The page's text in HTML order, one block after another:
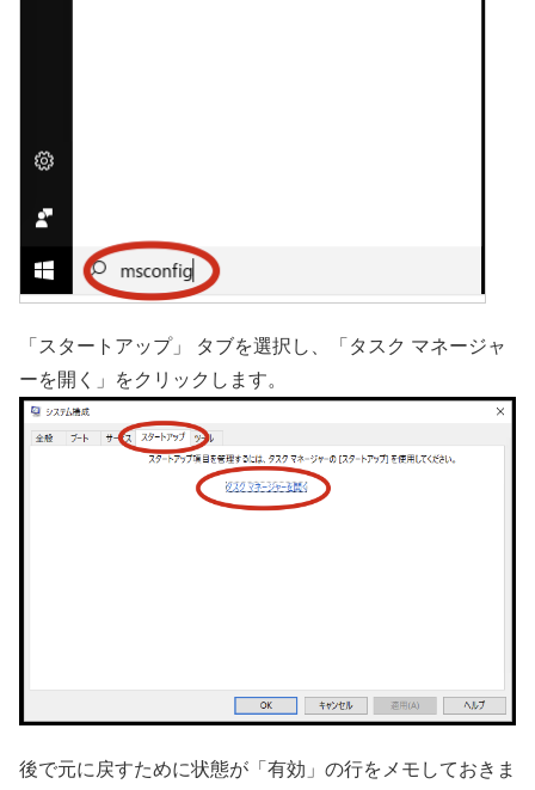
「スタートアップ」 タブを選択し、「タスク マネージャ
ーを開く」をクリックします。
後で元に戻すために状態が「有効」の行をメモしておきま